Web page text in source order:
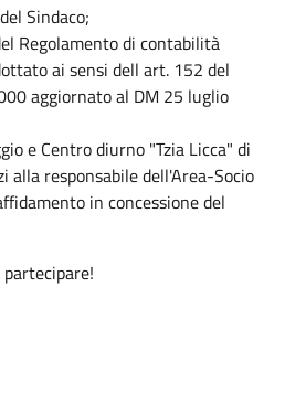
Sindaco;
Regolamento di contabilità
ai sensi dell art. 152 del
aggiornato al DM 25 luglio
e Centro diurno "Tzia Licca" di
alla responsabile dell'Area-Socio
in concessione del